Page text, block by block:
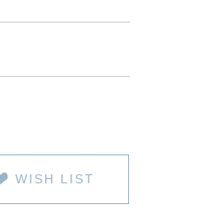
WISH LIST